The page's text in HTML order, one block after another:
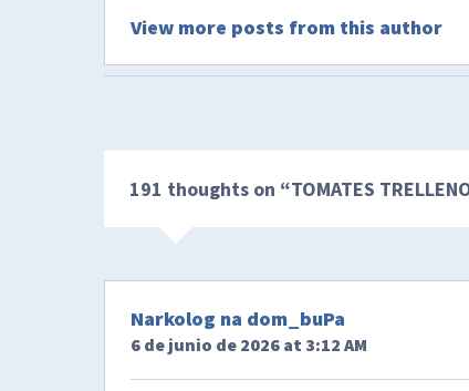
View more posts from this author
191 thoughts on “TOMATES
Narkolog na dom_buPa
6 de junio de 2026 at 3:12 AM